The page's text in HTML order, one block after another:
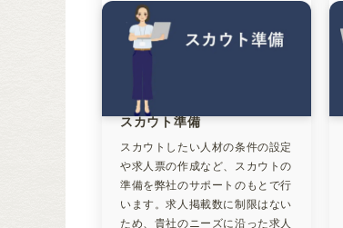
スカウト準備
スカウトしたい人材の条件の設定
や求人票の作成など、スカウトの
準備を弊社のサポートのもとで行
います。求人掲載数に制限はない
ため、貴社のニーズに沿った求人